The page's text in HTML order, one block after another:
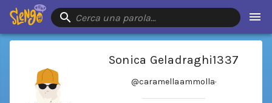
Cerca una parola…
Sonica Geladraghi1337
@caramellaammolla·